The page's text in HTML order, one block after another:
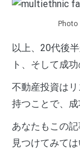
Photo
以上、20代後
ト、そして成
不動産投資は
持つことで、成
あなたもこの
見つけてみては